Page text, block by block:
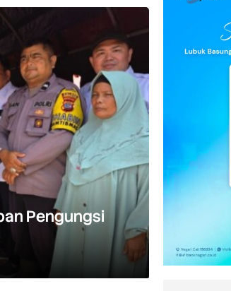
Pengungsi